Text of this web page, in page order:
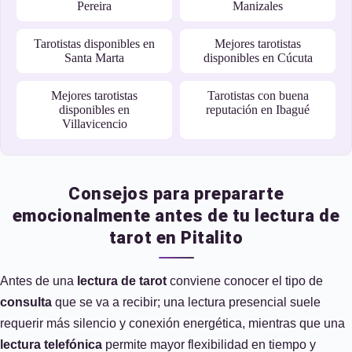
Pereira Manizales
Tarotistas disponibles en
Santa Marta
Mejores tarotistas
disponibles en Cúcuta
Mejores tarotistas
disponibles en
Villavicencio
Tarotistas con buena
reputación en Ibagué
Consejos para prepararte
emocionalmente antes de tu lectura de
tarot en Pitalito
Antes de una lectura de tarot conviene conocer el tipo de
consulta que se va a recibir; una lectura presencial suele
requerir más silencio y conexión energética, mientras que una
lectura telefónica permite mayor flexibilidad en tiempo y